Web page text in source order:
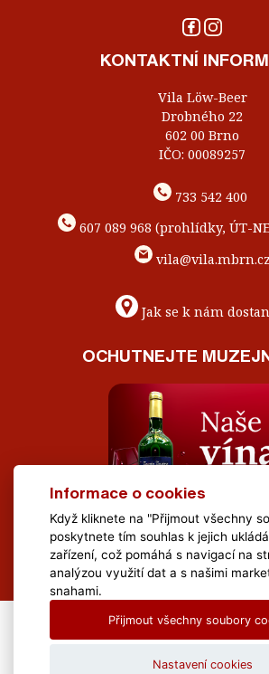
KONTAKTNÍ
Vila Löw-Beer
Drobného 22
602 00 Brno
IČO: 00089257
733 542 400
607 089 968 (prohlídky, ÚT-
vila@vila.mbrn.cz
Jak se k nám
OCHUTNEJTE
All Rights Reserved Muzeum Brněnska ©
Informace o cookies
Když kliknete na "Přijmout všechny
poskytnete tím souhlas k jejich
zařízení, což pomáhá s navigací na
analýzou využití dat a s našimi
snahami.
Přijmout všechny soubory
Nastavení cookies